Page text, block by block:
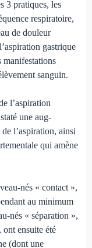
3 pratiques, les
respiratoire,
de douleur
gastrique
manifestations
sanguin.
l’aspiration
une aug­
l’aspiration, ainsi
qui amène
nés « contact »,
au minimum
nés « séparation »,
ensuite été
(dont une